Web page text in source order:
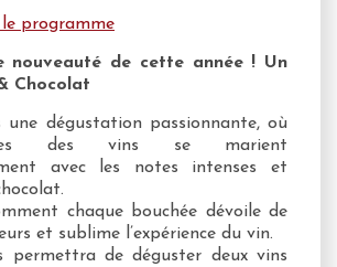
le programme
nouveauté de cette année ! Un
Chocolat
une dégustation passionnante, où
des vins se marient
avec les notes intenses et
chaque bouchée dévoile de
et sublime l’expérience du vin.
permettra de déguster deux vins